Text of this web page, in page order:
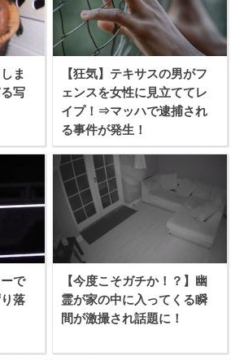
ま
写
【狂気】テキサスの男がフ
ェンスを女性に見立ててレ
イプ！⇒マッハで逮捕され
る事件が発生！
で
落
【今度こそガチか！？】幽
霊が家の中に入ってくる瞬
間が激撮され話題に！